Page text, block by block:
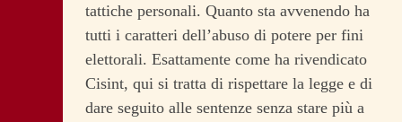
tattiche personali. Quanto sta avvenendo ha
tutti i caratteri dell’abuso di potere per fini
elettorali. Esattamente come ha rivendicato
Cisint, qui si tratta di rispettare la legge e di
dare seguito alle sentenze senza stare più a